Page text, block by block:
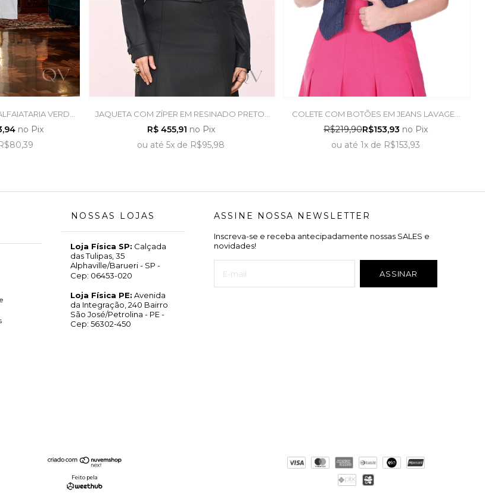
VERDE
no Pix
JAQUETA COM ZÍPER EM RESINADO PRETO -
TITANIUM JEANS
R$ 455,91 no Pix
ou até 5x de R$95,98
COLETE COM BOTÕES EM JEANS LAVAGEM
ESCURA - HAPUK
R$219,90R$153,93 no Pix
ou até 1x de R$153,93
NOSSAS LOJAS
Loja Física SP: Calçada
das Tulipas, 35
Alphaville/Barueri - SP -
Cep: 06453-020
Loja Física PE: Avenida
da Integração, 240 Bairro
São José/Petrolina - PE -
Cep: 56302-450
ASSINE NOSSA NEWSLETTER
Inscreva-se e receba antecipadamente nossas SALES e
novidades!
Feito pela